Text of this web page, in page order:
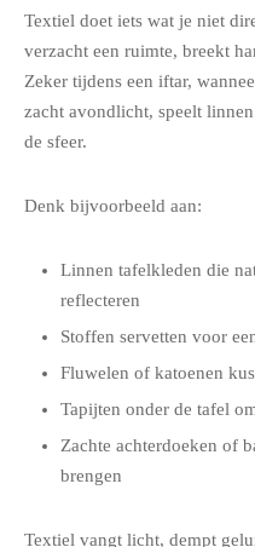
Textiel doet iets wat je niet
verzacht een ruimte, breekt
Zeker tijdens een iftar,
zacht avondlicht, speelt
de sfeer.
Denk bijvoorbeeld aan:
Linnen tafelkleden die
reflecteren
Stoffen servetten voor
Fluwelen of katoenen
Tapijten onder de tafel
Zachte achterdoeken of
brengen
Textiel vangt licht, dempt